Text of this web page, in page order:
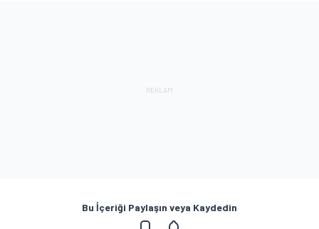
Bu İçeriği Paylaşın veya Kaydedin